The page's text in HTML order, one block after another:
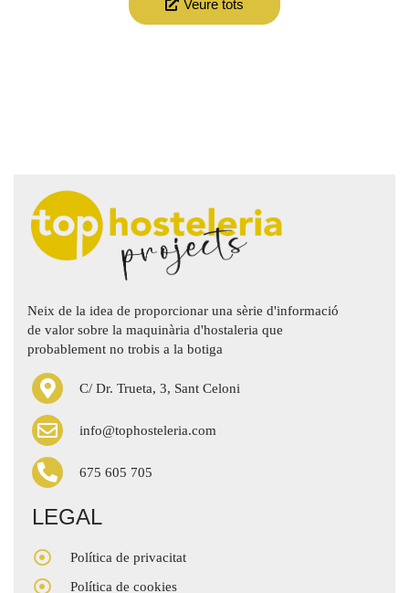
Veure tots
Neix de la idea de proporcionar una sèrie d'informació
de valor sobre la maquinària d'hostaleria que
probablement no trobis a la botiga
C/ Dr. Trueta, 3, Sant Celoni
info@tophosteleria.com
675 605 705
LEGAL
Política de privacitat
Política de cookies